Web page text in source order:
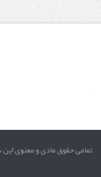
تمامی حقوق مادی و معنوی این